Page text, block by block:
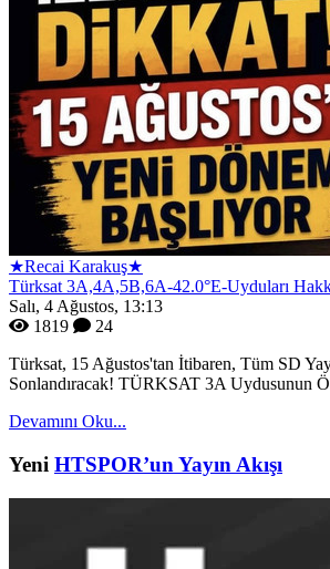
★Recai Karakuş★
Türksat 3A,4A,5B,6A-42.0°E-Uyduları
Salı, 4 Ağustos, 13:13
1819
24
Türksat, 15 Ağustos'tan İtibaren, Tüm SD
Sonlandıracak! TÜRKSAT 3A Uydusunun
Devamını Oku...
Yeni HTSPOR’un Yayın Akışı